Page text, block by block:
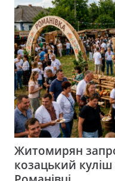
Житомирян
козацький